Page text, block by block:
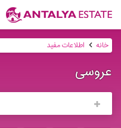
خانه اطلاعات مفید
عروسی